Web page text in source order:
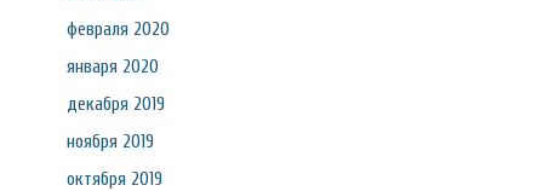
февраля 2020
января 2020
декабря 2019
ноября 2019
октября 2019